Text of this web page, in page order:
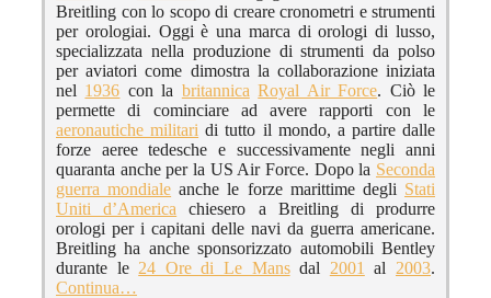
Breitling con lo scopo di creare cronometri e strumenti
per orologiai. Oggi è una marca di orologi di lusso,
specializzata nella produzione di strumenti da polso
per aviatori come dimostra la collaborazione iniziata
nel 1936 con la britannica Royal Air Force. Ciò le
permette di cominciare ad avere rapporti con le
aeronautiche militari di tutto il mondo, a partire dalle
forze aeree tedesche e successivamente negli anni
quaranta anche per la US Air Force. Dopo la Seconda
guerra mondiale anche le forze marittime degli Stati
Uniti d’America chiesero a Breitling di produrre
orologi per i capitani delle navi da guerra americane.
Breitling ha anche sponsorizzato automobili Bentley
durante le 24 Ore di Le Mansdal 2001 al 2003.
Continua…